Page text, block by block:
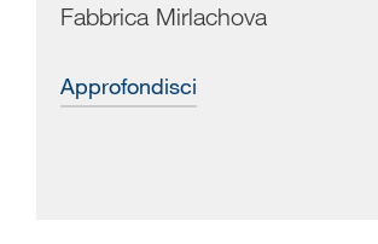
Fabbrica Mirlachova
approfondisci